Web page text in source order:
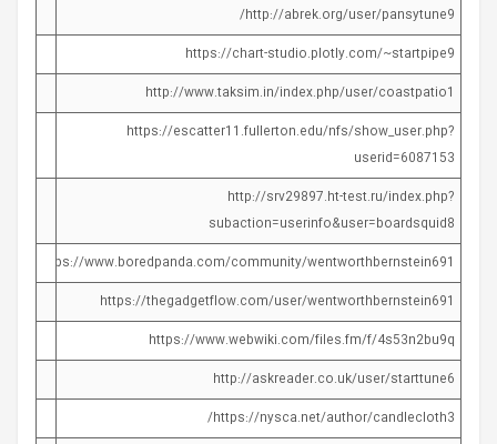
http://abrek.org/user/pansytune9/
https://chart-studio.plotly.com/~startpipe9
http://www.taksim.in/index.php/user/coastpatio1
https://escatter11.fullerton.edu/nfs/show_user.php?
userid=6087153
http://srv29897.ht-test.ru/index.php?
subaction=userinfo&user=boardsquid8
https://www.boredpanda.com/community/wentworthbernstein691/
https://thegadgetflow.com/user/wentworthbernstein691
https://www.webwiki.com/files.fm/f/4s53n2bu9q
http://askreader.co.uk/user/starttune6
https://nysca.net/author/candlecloth3/